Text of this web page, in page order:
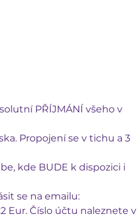
PŘÍJMÁNÍ všeho v
Propojení se v tichu a 3
kde BUDE k dispozici i
se na emailu:
Eur. Číslo účtu naleznete v